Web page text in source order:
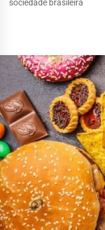
sociedade brasileira